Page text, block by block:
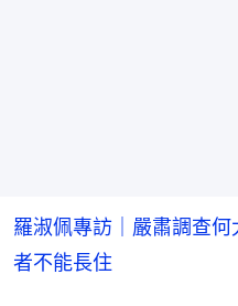
羅淑佩專訪｜嚴肅調查
者不能長住